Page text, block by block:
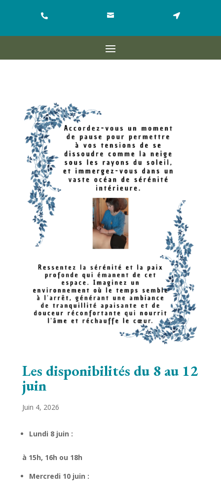
  
Les disponibilités du 8 au 12
juin
Juin 4, 2026
Lundi 8 juin :
à 15h, 16h ou 18h
Mercredi 10 juin :